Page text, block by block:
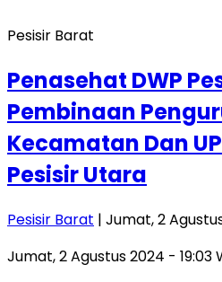
Pesisir Barat
Penasehat DWP
Pembinaan
Kecamatan Dan
Pesisir Utara
Pesisir Barat | Jumat, 2
Jumat, 2 Agustus 2024 - 19:03